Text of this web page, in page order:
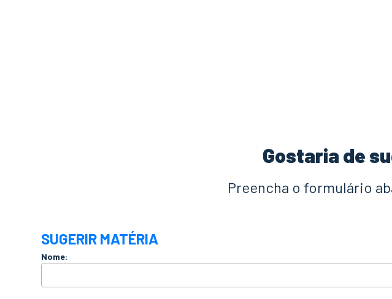
Gostaria de
Preencha o formulário
SUGERIR MATÉRIA
Nome: